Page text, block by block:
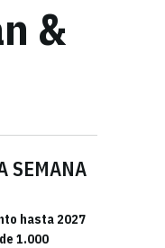
&
SEMANA
hasta 2027
1.000